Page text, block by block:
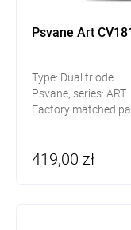
Psvane Art
Type: Dual triode
Psvane, series: ART
Factory matched
419,00 zł